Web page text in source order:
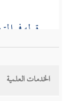
قوله في
في
الخدمات العلمية